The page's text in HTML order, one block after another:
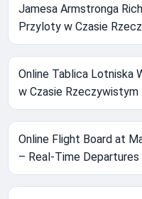
Jamesa Armstronga
Przyloty w Czasie
Online Tablica Lotniska
w Czasie Rzeczywistym
Online Flight Board at
– Real-Time Departures